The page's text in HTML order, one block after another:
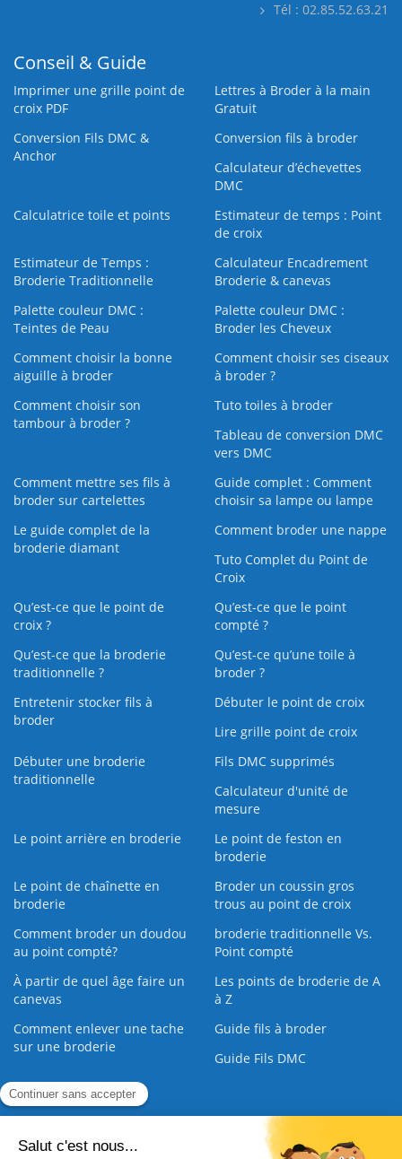
Tél : 02.85.52.63.21
Conseil & Guide
Imprimer une grille point de
croix PDF
Lettres à Broder à la main
Gratuit
Conversion Fils DMC &
Anchor
Conversion fils à broder
Calculateur d’échevettes
DMC
Calculatrice toile et points
Estimateur de temps : Point
de croix
Estimateur de Temps :
Broderie Traditionnelle
Calculateur Encadrement
Broderie & canevas
Palette couleur DMC :
Teintes de Peau
Palette couleur DMC :
Broder les Cheveux
Comment choisir la bonne
aiguille à broder
Comment choisir ses ciseaux
à broder ?
Comment choisir son
tambour à broder ?
Tuto toiles à broder
Tableau de conversion DMC
vers DMC
Comment mettre ses fils à
broder sur cartelettes
Guide complet : Comment
choisir sa lampe ou lampe
Le guide complet de la
broderie diamant
Comment broder une nappe
Tuto Complet du Point de
Croix
Qu’est-ce que le point de
croix ?
Qu’est-ce que le point
compté ?
Qu’est-ce que la broderie
traditionnelle ?
Qu’est‑ce qu’une toile à
broder ?
Entretenir stocker fils à
broder
Débuter le point de croix
Lire grille point de croix
Débuter une broderie
traditionnelle
Fils DMC supprimés
Calculateur d'unité de
mesure
Le point arrière en broderie
Le point de feston en
broderie
Le point de chaînette en
broderie
Broder un coussin gros
trous au point de croix
Comment broder un doudou
au point compté?
broderie traditionnelle Vs.
Point compté
À partir de quel âge faire un
canevas
Les points de broderie de A
à Z
Comment enlever une tache
sur une broderie
Guide fils à broder
Guide Fils DMC
Guide de la Broderie